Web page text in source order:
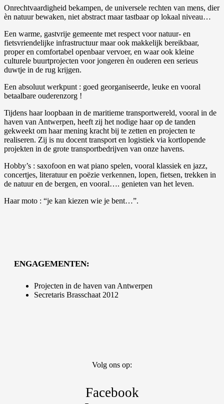
Onrechtvaardigheid bekampen, de universele rechten van mens, dier
èn natuur bewaken, niet abstract maar tastbaar op lokaal niveau…
Een warme, gastvrije gemeente met respect voor natuur- en
fietsvriendelijke infrastructuur maar ook makkelijk bereikbaar,
proper en comfortabel openbaar vervoer, en waar ook kleine
culturele buurtprojecten voor jongeren èn ouderen een serieus
duwtje in de rug krijgen.
Een absoluut werkpunt : goed georganiseerde, leuke en vooral
betaalbare ouderenzorg !
Tijdens haar loopbaan in de maritieme transportwereld, vooral in de
haven van Antwerpen, heeft zij het nodige haar op de tanden
gekweekt om haar mening kracht bij te zetten en projecten te
realiseren. Zij is nu docent transport en logistiek via kortlopende
projekten in de grote transportbedrijven van onze havens.
Hobby’s : saxofoon en wat piano spelen, vooral klassiek en jazz,
concertjes, literatuur en poëzie verkennen, lopen, fietsen, trekken in
de natuur en de bergen, en vooral…. genieten van het leven.
Haar moto : “je kan kiezen wie je bent…”.
ENGAGEMENTEN:
Projecten in de haven van Antwerpen
Secretaris Brasschaat 2012
Volg ons op:
Facebook